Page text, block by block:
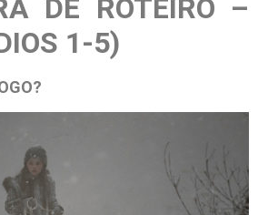
DE ROTEIRO –
1-5)